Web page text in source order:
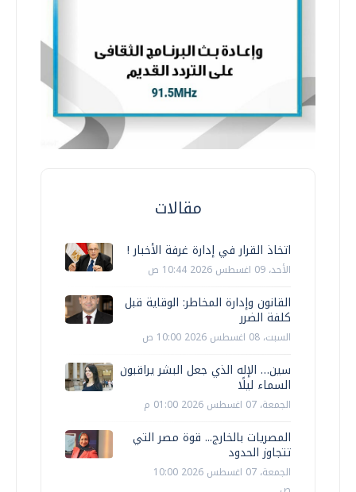
مقالات
اتخاذ القرار في إدارة غرفة الأخبار !
الأحد، 09 اغسطس 2026 10:44 ص
القانون وإدارة المخاطر: الوقاية قبل
كلفة الضرر
السبت، 08 اغسطس 2026 10:00 ص
سين… الإله الذي جعل البشر يراقبون
السماء ليلًا
الجمعة، 07 اغسطس 2026 01:00 م
المصريات بالخارج... قوة مصر التي
تتجاوز الحدود
الجمعة، 07 اغسطس 2026 10:00